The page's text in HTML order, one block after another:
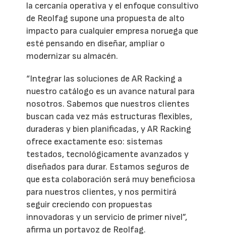
la cercanía operativa y el enfoque consultivo
de Reolfag supone una propuesta de alto
impacto para cualquier empresa noruega que
esté pensando en diseñar, ampliar o
modernizar su almacén.
“Integrar las soluciones de AR Racking a
nuestro catálogo es un avance natural para
nosotros. Sabemos que nuestros clientes
buscan cada vez más estructuras flexibles,
duraderas y bien planificadas, y AR Racking
ofrece exactamente eso: sistemas
testados, tecnológicamente avanzados y
diseñados para durar. Estamos seguros de
que esta colaboración será muy beneficiosa
para nuestros clientes, y nos permitirá
seguir creciendo con propuestas
innovadoras y un servicio de primer nivel”,
afirma un portavoz de Reolfag.